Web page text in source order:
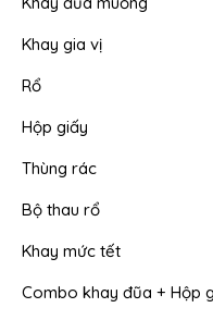
Khay gia vị
Rổ
Hộp giấy
Thùng rác
Bộ thau rổ
Khay mức tết
Combo khay đũa + Hộp